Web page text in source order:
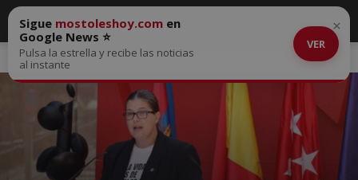
Inicio Noticias
Sigue mostoleshoy.com en
Google News ⭐
Pulsa la estrella y recibe las noticias
al instante
VER
×